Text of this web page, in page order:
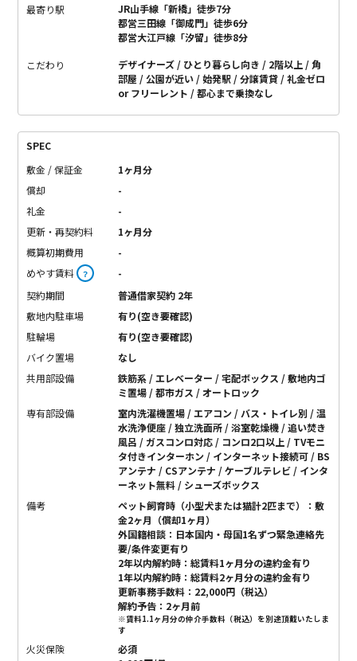
最寄り駅
JR山手線「新橋」徒歩7分
都営三田線「御成門」徒歩6分
都営大江戸線「汐留」徒歩8分
こだわり デザイナーズ ひとり暮らし向き 2階以上
角
部屋
公園が近い 始発駅 分譲賃貸
礼金ゼロ
or フリーレント
都心まで乗換なし
SPEC
敷金 / 保証金
1ヶ月分
償却
-
礼金
-
更新・再契約料
1ヶ月分
概算初期費用
-
めやす賃料 ？
-
契約期間
普通借家契約 2年
敷地内駐車場
有り(空き要確認)
駐輪場
有り(空き要確認)
バイク置場
なし
共用部設備
鉄筋系 / エレベーター / 宅配ボックス / 敷地内ゴ
ミ置場 / 都市ガス / オートロック
専有部設備
室内洗濯機置場 / エアコン / バス・トイレ別 / 温
水洗浄便座 / 独立洗面所 / 浴室乾燥機 / 追い焚き
風呂 / ガスコンロ対応 / コンロ2口以上 / TVモニ
タ付きインターホン / インターネット接続可 / BS
アンテナ / CSアンテナ / ケーブルテレビ / インタ
ーネット無料 / シューズボックス
備考
ペット飼育時（小型犬または猫計2匹まで）：敷
金2ヶ月（償却1ヶ月）
外国籍相談：日本国内・母国1名ずつ緊急連絡先
要/条件変更有り
2年以内解約時：総賃料1ヶ月分の違約金有り
1年以内解約時：総賃料2ヶ月分の違約金有り
更新事務手数料：22,000円（税込）
解約予告：2ヶ月前
※賃料1.1ヶ月分の仲介手数料（税込）を別途頂戴いたしま
す
火災保険
必須